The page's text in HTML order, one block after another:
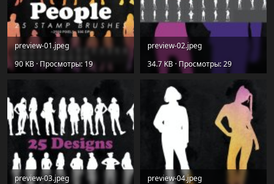
preview-01.jpeg
90 KB · Просмотры: 19
preview-02.jpeg
34.7 KB · Просмотры: 29
preview-03.jpeg
preview-04.jpeg